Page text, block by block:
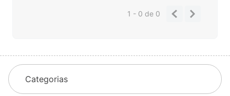
1 - 0de 0
Categorias